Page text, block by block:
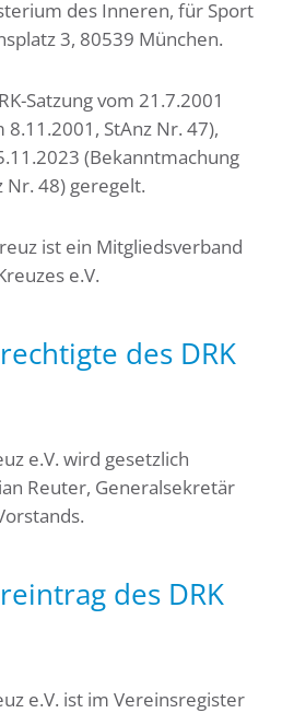
des Inneren, für Sport
3, 80539 München.
Satzung vom 21.7.2001
StAnz Nr. 47),
(Bekanntmachung
Nr. 48) geregelt.
ist ein Mitgliedsverband
e.V.
des DRK
e.V. wird gesetzlich
Reuter, Generalsekretär
des DRK
e.V. ist im Vereinsregister